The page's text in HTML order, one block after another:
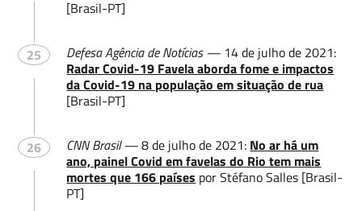
[Brasil-PT]
25 Defesa Agência de Notícias — 14 de julho de 2021:
Radar Covid-19 Favela aborda fome e impactos
da Covid-19 na população em situação de rua
[Brasil-PT]
26 CNN Brasil —8 de julho de 2021: No ar há um
ano, painel Covid em favelas do Rio tem mais
mortes que 166 países por Stéfano Salles [Brasil-
PT]